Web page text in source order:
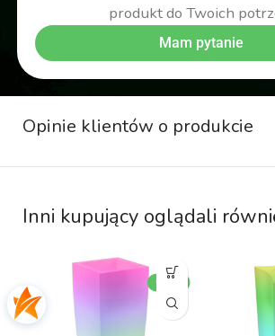
produkt do Twoich
Mam pytanie
Opinie klientów o produkcie
Inni kupujący oglądali